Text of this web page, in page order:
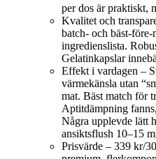
per dos är praktiskt,
Kvalitet och
batch- och
ingredienslista.
Gelatinkapslar
Effekt i vardagen –
värmekänsla utan
mat. Bäst match för
Aptitdämpning
Några upplevde lätt
ansiktsflush 10–15
Prisvärde – 339 kr/